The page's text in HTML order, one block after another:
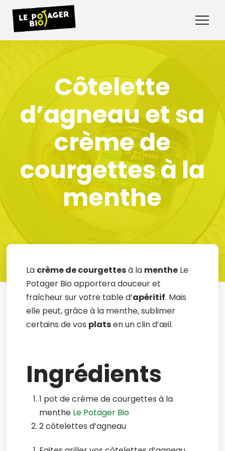
Côtelette
d’agneau et sa
crème de
courgettes à la
menthe
La crème de courgettesà la mentheLe
Potager Bio apportera douceur et
fraîcheur sur votre table d’apéritif. Mais
elle peut, grâce à la menthe, sublimer
certains de vos platsen un clin d’œil.
Ingrédients
1 pot de crème de courgettes à la
menthe Le Potager Bio
2 côtelettes d’agneau